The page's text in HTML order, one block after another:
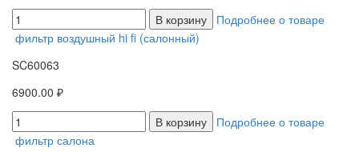
В корзину
Подробнее о товаре
фильтр воздушный hi fi (салонный)
SC60063
6900.00 ₽
В корзину
Подробнее о товаре
фильтр салона